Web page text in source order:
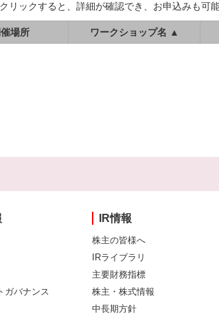
リックすると、詳細が確認でき、お申込みも可能
場所 ワークショップ名 ▲
ガバナンス
IR情報
株主の皆様へ
IRライブラリ
主要財務指標
株主・株式情報
中長期方針